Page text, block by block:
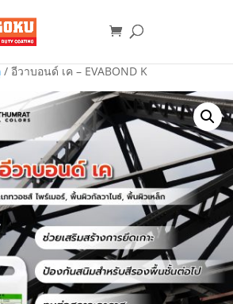
/ อีวาบอนด์ เค – EVABOND K